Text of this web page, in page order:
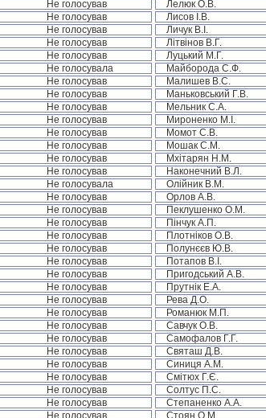
Не голосував Лелюк О.В.
Не голосував Лисов І.В.
Не голосував Личук В.І.
Не голосував Літвінов В.Г.
Не голосував Луцький М.Г.
Не голосувала Майборода С.Ф.
Не голосував Малишев В.С.
Не голосував Маньковський Г.В.
Не голосував Мельник С.А.
Не голосував Мироненко М.І.
Не голосував Момот С.В.
Не голосував Мошак С.М.
Не голосував Мхітарян Н.М.
Не голосував Наконечний В.Л.
Не голосувала Олійник В.М.
Не голосував Орлов А.В.
Не голосував Пеклушенко О.М.
Не голосував Пінчук А.П.
Не голосував Плотніков О.В.
Не голосував Полунєєв Ю.В.
Не голосував Потапов В.І.
Не голосував Пригодський А.В.
Не голосував Прутнік Е.А.
Не голосував Рева Д.О.
Не голосував Романюк М.П.
Не голосував Савчук О.В.
Не голосував Самофалов Г.Г.
Не голосував Святаш Д.В.
Не голосував Синиця А.М.
Не голосував Смітюх Г.Є.
Не голосував Солтус П.С.
Не голосував Степаненко А.А.
Не голосував Стоян О.М.